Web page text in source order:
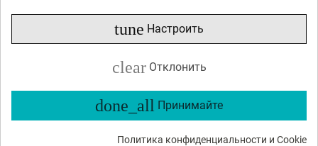
tune Настроить
clear Отклонить
done_all Принимайте
Политика конфиденциальности и Cookie